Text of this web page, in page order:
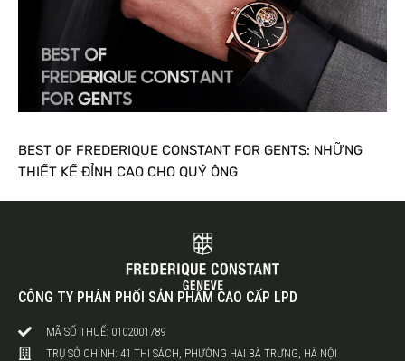
BEST OF FREDERIQUE CONSTANT FOR GENTS: NHỮNG
THIẾT KẾ ĐỈNH CAO CHO QUÝ ÔNG
CÔNG TY PHÂN PHỐI SẢN PHẨM CAO CẤP LPD
MÃ SỐ THUẾ: 0102001789
TRỤ SỞ CHÍNH: 41 THI SÁCH, PHƯỜNG HAI BÀ TRƯNG, HÀ NỘI